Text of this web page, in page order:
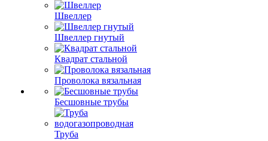
Швеллер
Швеллер гнутый
Квадрат стальной
Проволока вязальная
Бесшовные трубы
Труба